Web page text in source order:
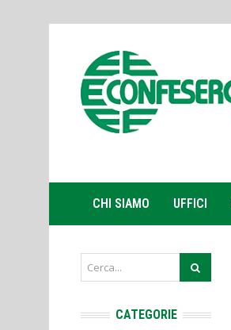
CHI SIAMO UFFICI
CATEGORIE